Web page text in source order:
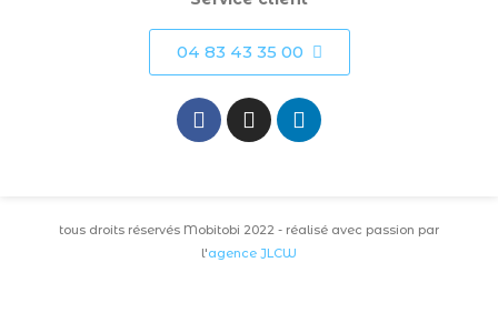
04 83 43 35 00
tous droits réservés Mobitobi 2022 - réalisé avec passion par
l'agence JLCW